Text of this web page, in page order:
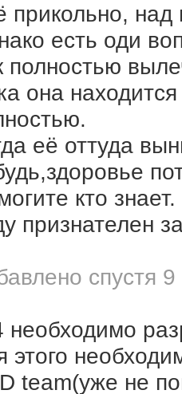
прикольно,
есть оди
полностью
она
её оттуда
кто знает.
признателен
спустя
необходимо
этого
team(уже не